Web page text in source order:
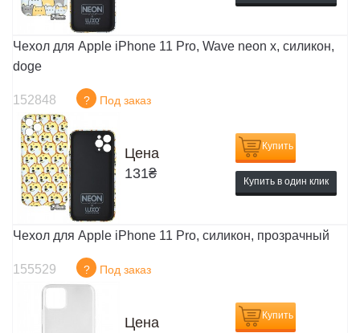
Чехол для Apple iPhone 11 Pro, Wave neon x, силикон,
doge
152848 ? Под заказ
Цена
131₴
Купить
Купить в один клик
Чехол для Apple iPhone 11 Pro, силикон, прозрачный
155529 ? Под заказ
Цена
Купить